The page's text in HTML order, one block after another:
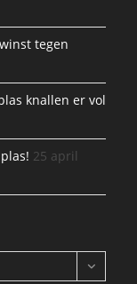
tegen
knallen er vol
25 april